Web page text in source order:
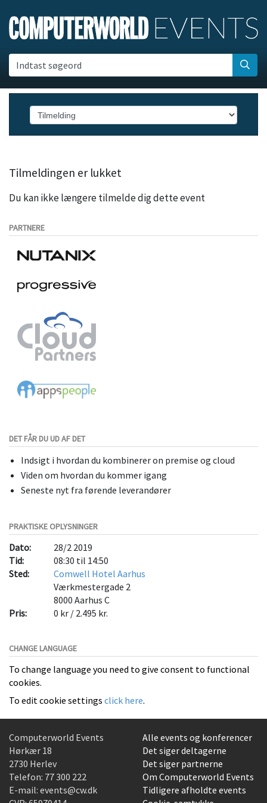
Indtast søgeord
Tilmeldingen er lukket
Du kan ikke længere tilmelde dig dette event
PARTNERE
DET FÅR DU UD AF DET
Indsigt i hvordan du kombinerer on premise og cloud
Viden om hvordan du kommer igang
Seneste nyt fra førende leverandører
PRAKTISKE OPLYSNINGER
Dato:
28/2 2019
Tid:
08:30 til 14:50
Sted:
Comwell Hotel Aarhus
Værkmestergade 2
8000 Aarhus C
Pris:
0 kr / 2.495 kr.
CHANGE LANGUAGE
To change language you need to give consent to functional
cookies.
To edit cookie settings click here.
Computerworld Events
Hørkær 18
2730 Herlev
Telefon: 77 300 222
E-mail: events@cw.dk
Alle events og konferencer
Det siger deltagerne
Det siger partnerne
Om Computerworld Events
Tidligere afholdte events